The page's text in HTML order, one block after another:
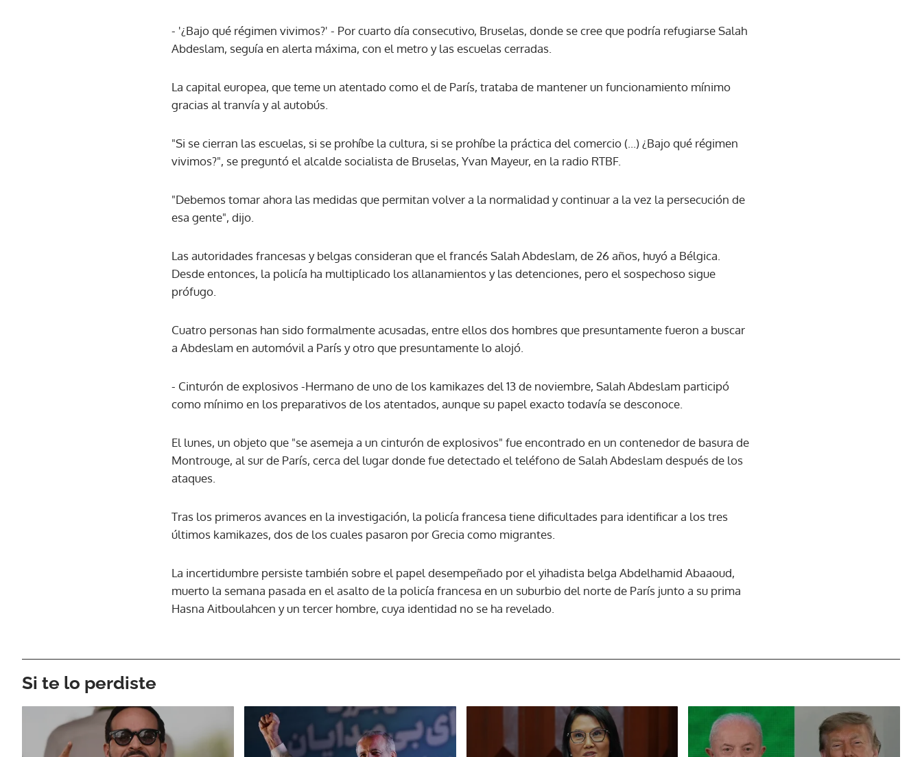
- '¿Bajo qué régimen vivimos?' - Por cuarto día consecutivo, Bruselas, donde se cree que podría refugiarse Salah
Abdeslam, seguía en alerta máxima, con el metro y las escuelas cerradas.
La capital europea, que teme un atentado como el de París, trataba de mantener un funcionamiento mínimo
gracias al tranvía y al autobús.
"Si se cierran las escuelas, si se prohíbe la cultura, si se prohíbe la práctica del comercio (...) ¿Bajo qué régimen
vivimos?", se preguntó el alcalde socialista de Bruselas, Yvan Mayeur, en la radio RTBF.
"Debemos tomar ahora las medidas que permitan volver a la normalidad y continuar a la vez la persecución de
esa gente", dijo.
Las autoridades francesas y belgas consideran que el francés Salah Abdeslam, de 26 años, huyó a Bélgica.
Desde entonces, la policía ha multiplicado los allanamientos y las detenciones, pero el sospechoso sigue
prófugo.
Cuatro personas han sido formalmente acusadas, entre ellos dos hombres que presuntamente fueron a buscar
a Abdeslam en automóvil a París y otro que presuntamente lo alojó.
- Cinturón de explosivos -Hermano de uno de los kamikazes del 13 de noviembre, Salah Abdeslam participó
como mínimo en los preparativos de los atentados, aunque su papel exacto todavía se desconoce.
El lunes, un objeto que "se asemeja a un cinturón de explosivos" fue encontrado en un contenedor de basura de
Montrouge, al sur de París, cerca del lugar donde fue detectado el teléfono de Salah Abdeslam después de los
ataques.
Tras los primeros avances en la investigación, la policía francesa tiene dificultades para identificar a los tres
últimos kamikazes, dos de los cuales pasaron por Grecia como migrantes.
La incertidumbre persiste también sobre el papel desempeñado por el yihadista belga Abdelhamid Abaaoud,
muerto la semana pasada en el asalto de la policía francesa en un suburbio del norte de París junto a su prima
Hasna Aitboulahcen y un tercer hombre, cuya identidad no se ha revelado.
Si te lo perdiste